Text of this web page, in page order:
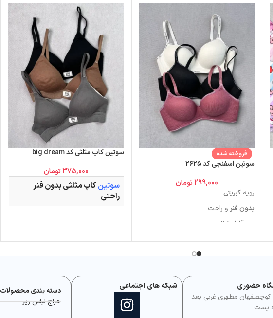
فروخته شده
سوتین اسفنجی کد ۲۶۲۵
299,000تومان
رویه کبریتی
بدون فنرو راحت
بند قابل تنظیم
سایزبندی:34/75 - 36/80 - 38/85
۶۵ / ۷۰ / ۷۵
سوتین کاپ مثلثی کد big dream
375,000تومان
سوتینکاپ مثلثی بدون فنر
راحتی
سایز مناسب سایز سینه
۳۶ / ۸۰
۶۵ / ۷۰
۳۸ / ۸۵
حضوری
کوچصفهان مطهری غربی بعد
پست
شبکه های اجتماعی
دسته بندی محصولات
حراج لباس زیر